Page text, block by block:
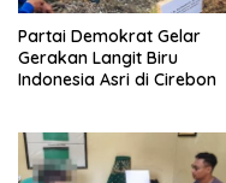
Partai Demokrat Gelar
Gerakan Langit Biru
Indonesia Asri di Cirebon